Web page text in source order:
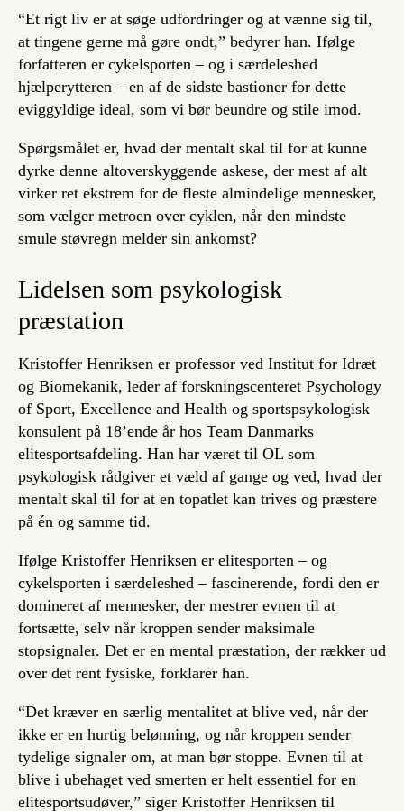
“Et rigt liv er at søge udfordringer og at vænne sig til,
at tingene gerne må gøre ondt,” bedyrer han. Ifølge
forfatteren er cykelsporten – og i særdeleshed
hjælperytteren – en af de sidste bastioner for dette
eviggyldige ideal, som vi bør beundre og stile imod.
Spørgsmålet er, hvad der mentalt skal til for at kunne
dyrke denne altoverskyggende askese, der mest af alt
virker ret ekstrem for de fleste almindelige mennesker,
som vælger metroen over cyklen, når den mindste
smule støvregn melder sin ankomst?
Lidelsen som psykologisk
præstation
Kristoffer Henriksen er professor ved Institut for Idræt
og Biomekanik, leder af forskningscenteret Psychology
of Sport, Excellence and Health og sportspsykologisk
konsulent på 18’ende år hos Team Danmarks
elitesportsafdeling. Han har været til OL som
psykologisk rådgiver et væld af gange og ved, hvad der
mentalt skal til for at en topatlet kan trives og præstere
på én og samme tid.
Ifølge Kristoffer Henriksen er elitesporten – og
cykelsporten i særdeleshed – fascinerende, fordi den er
domineret af mennesker, der mestrer evnen til at
fortsætte, selv når kroppen sender maksimale
stopsignaler. Det er en mental præstation, der rækker ud
over det rent fysiske, forklarer han.
“Det kræver en særlig mentalitet at blive ved, når der
ikke er en hurtig belønning, og når kroppen sender
tydelige signaler om, at man bør stoppe. Evnen til at
blive i ubehaget ved smerten er helt essentiel for en
elitesportsudøver,” siger Kristoffer Henriksen til